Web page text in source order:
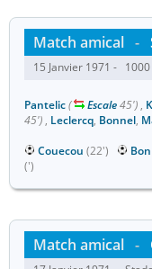
Match amical -
15 Janvier 1971 -
Pantelic( Escale45') ,
45') , Leclercq, Bonnel,
Couecou (22')
(')
Match amical -